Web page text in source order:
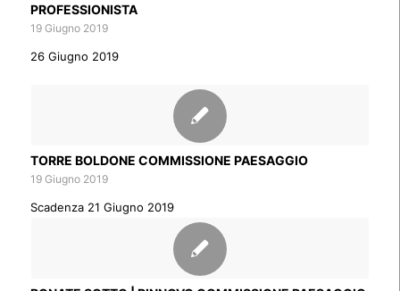
PROFESSIONISTA
19 Giugno 2019
26 Giugno 2019
TORRE BOLDONE COMMISSIONE PAESAGGIO
19 Giugno 2019
Scadenza 21 Giugno 2019